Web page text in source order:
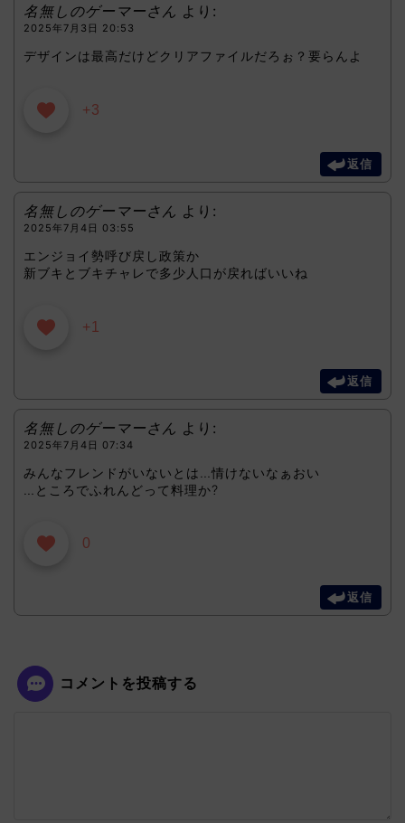
名無しのゲーマーさん より:
2025年7月3日 20:53
デザインは最高だけどクリアファイルだろぉ？要らんよ
+3
返信
名無しのゲーマーさん より:
2025年7月4日 03:55
エンジョイ勢呼び戻し政策か
新ブキとブキチャレで多少人口が戻ればいいね
+1
返信
名無しのゲーマーさん より:
2025年7月4日 07:34
みんなフレンドがいないとは…情けないなぁおい
…ところでふれんどって料理か?
0
返信
コメントを投稿する